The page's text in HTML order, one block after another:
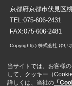
京都府京都市伏見区
TEL:075-606-2431
FAX:075-606-2481
Copyright(c) 株式会社 ゆい
当サイトでは、お客様
して、クッキー（
詳しくは、当社の 「